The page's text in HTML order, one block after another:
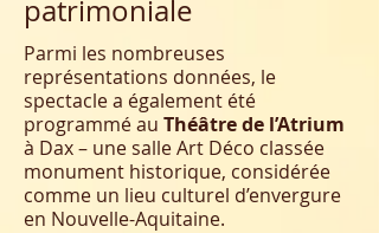
patrimoniale
Parmi les nombreuses
représentations données, le
spectacle a également été
programmé au Théâtre de l’Atrium
à Dax – une salle Art Déco classée
monument historique, considérée
comme un lieu culturel d’envergure
en Nouvelle-Aquitaine.